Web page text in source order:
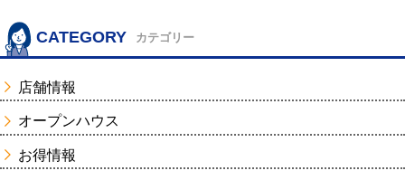
CATEGORY カテゴリー
店舗情報
オープンハウス
お得情報